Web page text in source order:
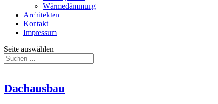
Wärmedämmung
Architekten
Kontakt
Impressum
Seite auswählen
Dachausbau